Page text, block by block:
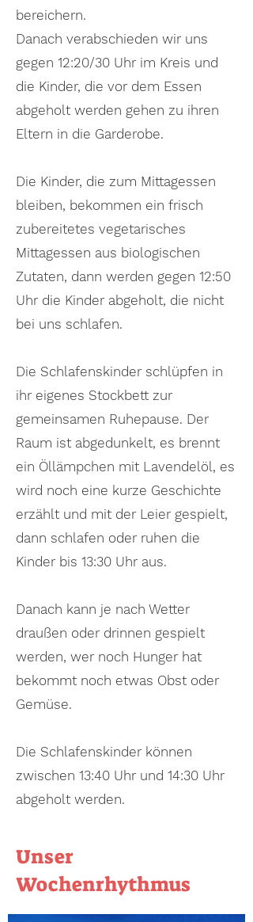
bereichern.
Danach verabschieden wir uns
gegen 12:20/30 Uhr im Kreis und
die Kinder, die vor dem Essen
abgeholt werden gehen zu ihren
Eltern in die Garderobe.
Die Kinder, die zum Mittagessen
bleiben, bekommen ein frisch
zubereitetes vegetarisches
Mittagessen aus biologischen
Zutaten, dann werden gegen 12:50
Uhr die Kinder abgeholt, die nicht
bei uns schlafen.
Die Schlafenskinder schlüpfen in
ihr eigenes Stockbett zur
gemeinsamen Ruhepause. Der
Raum ist abgedunkelt, es brennt
ein Öllämpchen mit Lavendelöl, es
wird noch eine kurze Geschichte
erzählt und mit der Leier gespielt,
dann schlafen oder ruhen die
Kinder bis 13:30 Uhr aus.
Danach kann je nach Wetter
draußen oder drinnen gespielt
werden, wer noch Hunger hat
bekommt noch etwas Obst oder
Gemüse.
Die Schlafenskinder können
zwischen 13:40 Uhr und 14:30 Uhr
abgeholt werden.
Unser
Wochenrhythmus